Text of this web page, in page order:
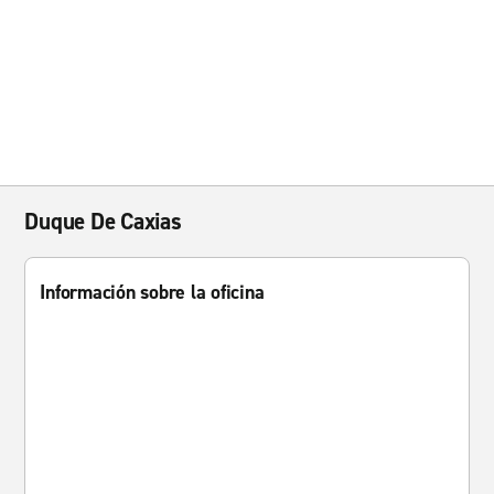
Duque De Caxias
Información sobre la oficina